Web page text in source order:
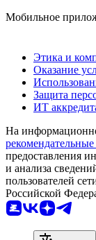
Мобильное
Этика и
Оказание
Защита
ИТ
На
предоставления
и анализа
пользователей
Российской